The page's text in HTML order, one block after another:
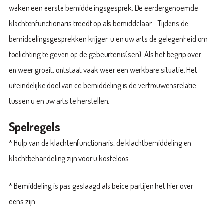
weken een eerste bemiddelingsgesprek. De eerdergenoemde
klachtenfunctionaris treedt op als bemiddelaar. Tijdens de
bemiddelingsgesprekken krijgen u en uw arts de gelegenheid om
toelichting te geven op de gebeurtenis(sen). Als het begrip over
en weer groeit, ontstaat vaak weer een werkbare situatie. Het
uiteindelijke doel van de bemiddeling is de vertrouwensrelatie
tussen u en uw arts te herstellen.
Spelregels
* Hulp van de klachtenfunctionaris, de klachtbemiddeling en
klachtbehandeling zijn voor u kosteloos.
* Bemiddeling is pas geslaagd als beide partijen het hier over
eens zijn.